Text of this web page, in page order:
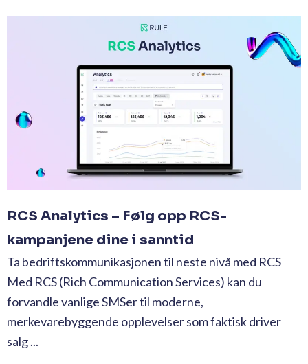
RCS Analytics – Følg opp RCS-
kampanjene dine i sanntid
Ta bedriftskommunikasjonen til neste nivå med RCS
Med RCS (Rich Communication Services) kan du
forvandle vanlige SMSer til moderne,
merkevarebyggende opplevelser som faktisk driver
salg ...